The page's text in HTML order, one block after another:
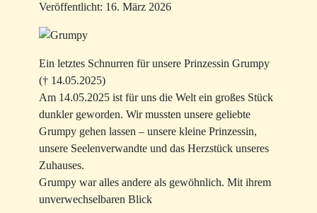
Veröffentlicht: 16. März 2026
Ein letztes Schnurren für unsere Prinzessin Grumpy
(† 14.05.2025)
​Am 14.05.2025 ist für uns die Welt ein großes Stück
dunkler geworden. Wir mussten unsere geliebte
Grumpy gehen lassen – unsere kleine Prinzessin,
unsere Seelenverwandte und das Herzstück unseres
Zuhauses.
​Grumpy war alles andere als gewöhnlich. Mit ihrem
unverwechselbaren Blick